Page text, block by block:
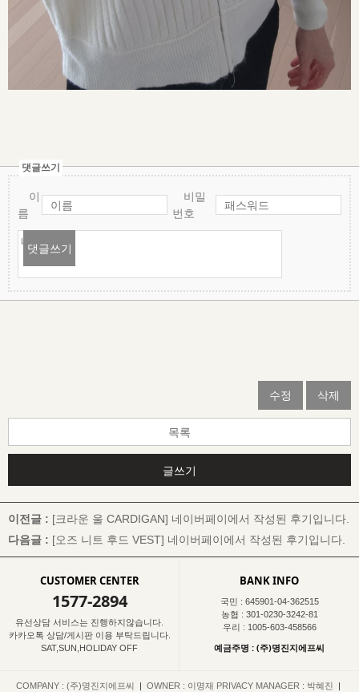
댓글쓰기
이
름
비밀
번호
댓글쓰기
수정 삭제
목록
글쓰기
이전글 : [크라운 울 CARDIGAN] 네이버페이에서 작성된 후기입니다.
다음글 : [오즈 니트 후드 VEST] 네이버페이에서 작성된 후기입니다.
CUSTOMER CENTER
1577-2894
유선상담 서비스는 진행하지않습니다.
카카오톡 상담/게시판 이용 부탁드립니다.
SAT,SUN,HOLIDAY OFF
BANK INFO
국민 : 645901-04-362515
농협 : 301-0230-3242-81
우리 : 1005-603-458566
예금주명 : (주)명진지에프씨
COMPANY : (주)명진지에프씨 OWNER : 이명재 PRIVACY MANAGER : 박혜진